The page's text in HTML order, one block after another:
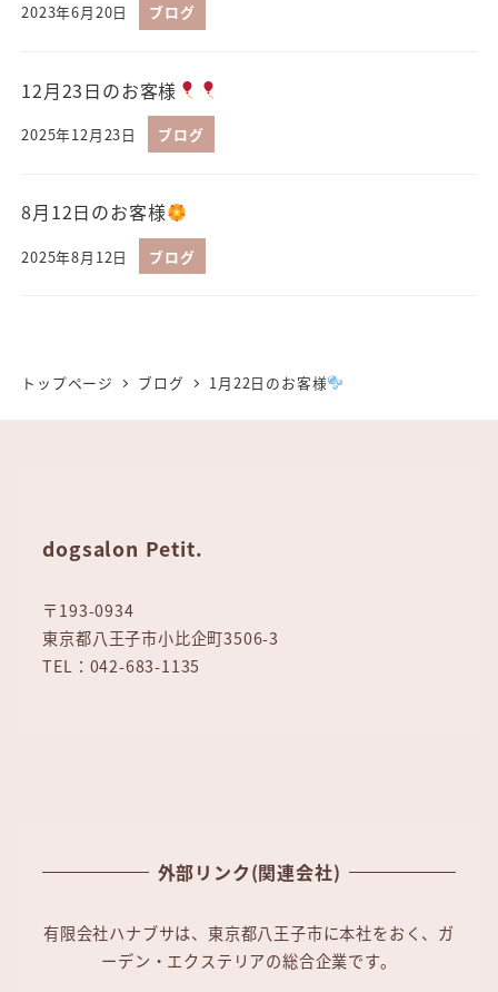
2023年6月20日 ブログ
12月23日のお客様
2025年12月23日 ブログ
8月12日のお客様
2025年8月12日 ブログ
トップページ ブログ 1月22日のお客様
dogsalon Petit.
〒193-0934
東京都八王子市小比企町3506-3
TEL：042-683-1135
外部リンク(関連会社)
有限会社ハナブサは、東京都八王子市に本社をおく、ガ
ーデン・エクステリアの総合企業です。